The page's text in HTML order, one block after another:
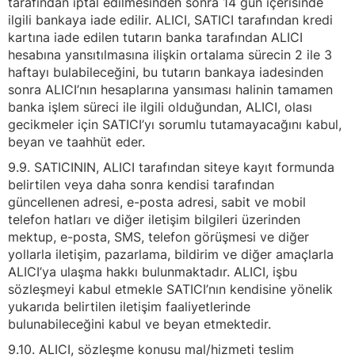
ilgili bankaya iade edilir. ALICI, SATICI tarafından kredi
kartına iade edilen tutarın banka tarafından ALICI
hesabına yansıtılmasına ilişkin ortalama sürecin 2 ile 3
haftayı bulabileceğini, bu tutarın bankaya iadesinden
sonra ALICI’nın hesaplarına yansıması halinin tamamen
banka işlem süreci ile ilgili olduğundan, ALICI, olası
gecikmeler için SATICI’yı sorumlu tutamayacağını kabul,
beyan ve taahhüt eder.
9.9. SATICININ, ALICI tarafından siteye kayıt formunda
belirtilen veya daha sonra kendisi tarafından
güncellenen adresi, e-posta adresi, sabit ve mobil
telefon hatları ve diğer iletişim bilgileri üzerinden
mektup, e-posta, SMS, telefon görüşmesi ve diğer
yollarla iletişim, pazarlama, bildirim ve diğer amaçlarla
ALICI’ya ulaşma hakkı bulunmaktadır. ALICI, işbu
sözleşmeyi kabul etmekle SATICI’nın kendisine yönelik
yukarıda belirtilen iletişim faaliyetlerinde
bulunabileceğini kabul ve beyan etmektedir.
9.10. ALICI, sözleşme konusu mal/hizmeti teslim